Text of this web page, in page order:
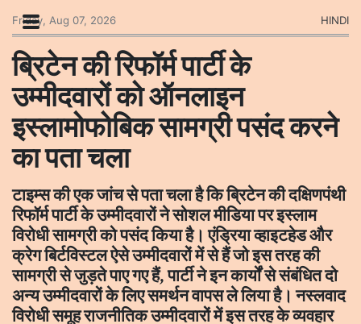
Friday, Aug 07, 2026 HINDI
ब्रिटेन की रिफॉर्म पार्टी के
उम्मीदवारों को ऑनलाइन
इस्लामोफोबिक सामग्री पसंद करने
का पता चला
टाइम्स की एक जांच से पता चला है कि ब्रिटेन की दक्षिणपंथी
रिफॉर्म पार्टी के उम्मीदवारों ने सोशल मीडिया पर इस्लाम
विरोधी सामग्री को पसंद किया है। एंड्रिया व्हाइटहेड और
क्रेग बिर्टविस्टल ऐसे उम्मीदवारों में से हैं जो इस तरह की
सामग्री से जुड़ते पाए गए हैं, पार्टी ने इन कार्यों से संबंधित दो
अन्य उम्मीदवारों के लिए समर्थन वापस ले लिया है। नस्लवाद
विरोधी समूह राजनीतिक उम्मीदवारों में इस तरह के व्यवहार